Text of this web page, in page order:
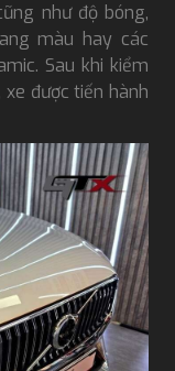
như độ bóng,
màu hay các
Sau khi kiểm
được tiến hành